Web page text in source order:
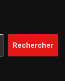
Rechercher